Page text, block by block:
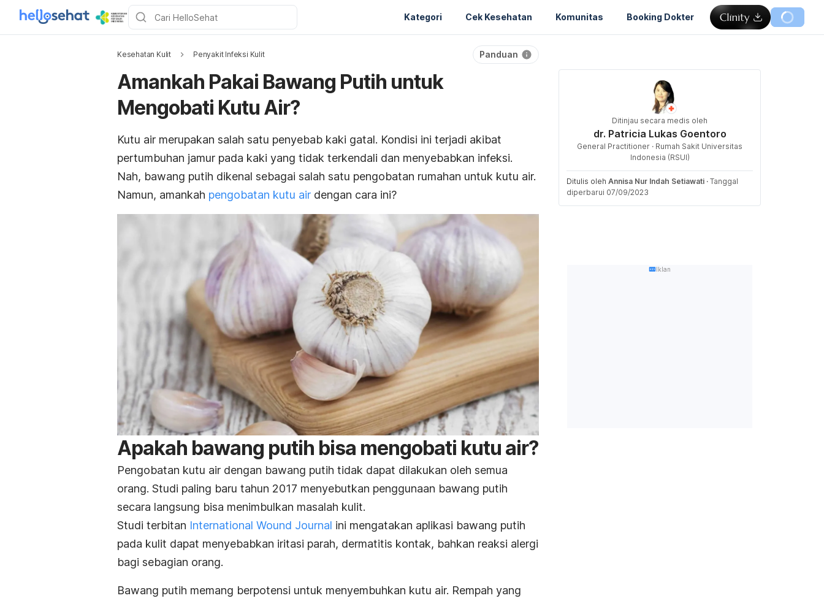
Kategori Cek Kesehatan Komunitas Booking Dokter
Kesehatan Kulit Penyakit Infeksi Kulit Panduan
Amankah Pakai Bawang Putih untuk
Mengobati Kutu Air?
Kutu air merupakan salah satu penyebab kaki gatal. Kondisi ini terjadi akibat
pertumbuhan jamur pada kaki yang tidak terkendali dan menyebabkan infeksi.
Nah, bawang putih dikenal sebagai salah satu pengobatan rumahan untuk kutu air.
Namun, amankah pengobatan kutu air dengan cara ini?
Apakah bawang putih bisa mengobati kutu air?
Pengobatan kutu air dengan bawang putih tidak dapat dilakukan oleh semua
orang. Studi paling baru tahun 2017 menyebutkan penggunaan bawang putih
secara langsung bisa menimbulkan masalah kulit.
Studi terbitan International Wound Journal ini mengatakan aplikasi bawang putih
pada kulit dapat menyebabkan iritasi parah, dermatitis kontak, bahkan reaksi alergi
bagi sebagian orang.
Bawang putih memang berpotensi untuk menyembuhkan kutu air. Rempah yang
Ditinjau secara medis oleh
dr. Patricia Lukas Goentoro
General Practitioner · Rumah Sakit Universitas
Indonesia (RSUI)
Ditulis oleh Annisa Nur Indah Setiawati · Tanggal
diperbarui 07/09/2023
Iklan